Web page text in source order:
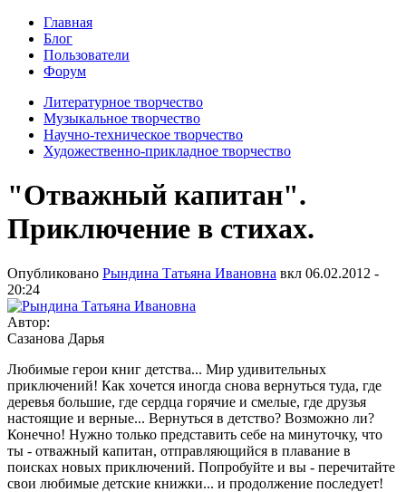
Главная
Блог
Пользователи
Форум
Литературное творчество
Музыкальное творчество
Научно-техническое творчество
Художественно-прикладное творчество
"Отважный капитан".
Приключение в стихах.
Опубликовано Рындина Татьяна Ивановна вкл 06.02.2012 -
20:24
Автор:
Сазанова Дарья
Любимые герои книг детства... Мир удивительных
приключений! Как хочется иногда снова вернуться туда, где
деревья большие, где сердца горячие и смелые, где друзья
настоящие и верные... Вернуться в детство? Возможно ли?
Конечно! Нужно только представить себе на минуточку, что
ты - отважный капитан, отправляющийся в плавание в
поисках новых приключений. Попробуйте и вы - перечитайте
свои любимые детские книжки... и продолжение последует!